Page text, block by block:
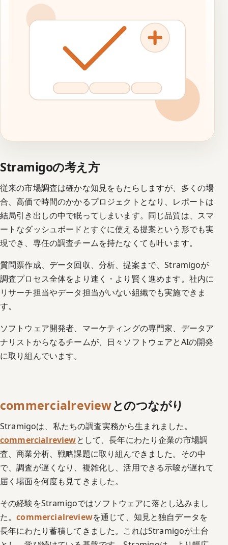
Stramigoの考え方
従来の市場調査は確かな知見をもたらしますが、多くの場
合、高価で時間のかかるプロジェクトとなり、レポートは
結局引き出しの中で眠ってしまいます。同じ品質は、スマ
ートなダッシュボードとすぐに使える提案という形でも実
現でき、専任の調査チームを持たなくても叶います。
質問票作成、データ回収、分析、提案まで、Stramigoが
調査プロセス全体をより速く・より賢く進めます。社内に
リサーチ担当やデータ担当がいない組織でも実施できま
す。
ソフトウェア開発者、マーケティングの専門家、データア
ナリストからなるチームが、日々ソフトウェアとAIの開発
に取り組んでいます。
commercialreviewとのつながり
Stramigoは、私たちの調査実務から生まれました。
commercialreviewとして、長年にわたり企業の市場調
査、商業分析、戦略課題に取り組んできました。その中
で、調査が遅くなり、複雑化し、活用できる示唆が遅れて
届く場面を何度も見てきました。
その経験をStramigoではソフトウェアに落とし込みまし
た。commercialreviewを通じて、知見と独自データを
長年にわたり蓄積してきました。これはStramigoが土台